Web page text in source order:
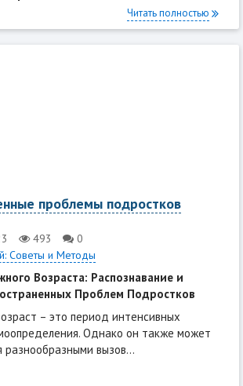
Читать полностью
проблемы подростков
493
0
Советы и Методы
Возраста: Распознавание и
Проблем Подростков
– это период интенсивных
Однако он также может
разнообразными вызов...